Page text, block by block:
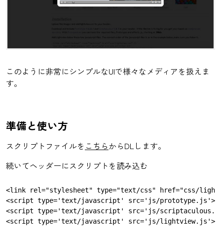
このように非常にシンプルなUIで様々なメディアを扱えま
す。
準備と使い方
スクリプトファイルを こちらからDLします。
続いてヘッダーにスクリプトを読み込む
<link rel="stylesheet" type="text/css" href="css/
<script type='text/javascript' src='js/
<script type='text/javascript' src='js/